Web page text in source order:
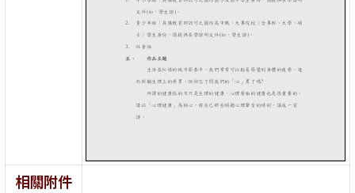
相關附件